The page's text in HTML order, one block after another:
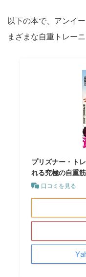
以下の本で、アンイ
まざまな自重トレー
プリズナー・ト
れる究極の自重
口コミを見る